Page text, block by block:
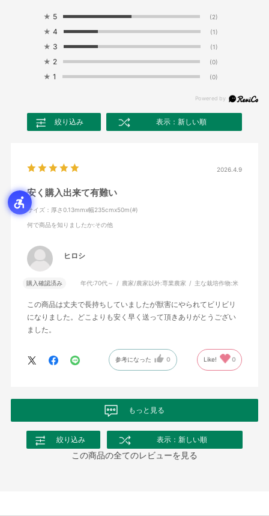
★ 5 (2)
★ 4 (1)
★ 3 (1)
★ 2 (0)
★ 1 (0)
絞り込み 表示：新しい順
2026.4.9
安く購入出来て有難い
サイズ：厚さ0.13mmx幅235cmx50m(#)
何で商品を知りましたか:その他
ヒロシ
購入確認済み 年代:70代～ 農家/農家以外:専業農家 主な栽培作物:米
この商品は丈夫で長持ちしていましたが獣害にやられてビリビリ
になりました。どこよりも安く早く送って頂きありがとうござい
ました。
参考になった 0 Like! 0
もっと見る
絞り込み 表示：新しい順
この商品の全てのレビューを見る